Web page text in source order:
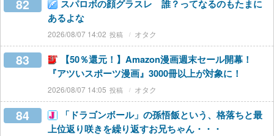
82
スパロボの顔グラスレ 誰？ってなるのもたまに
あるよな
2026/08/07 14:02 オタク
83
【50％還元！】Amazon漫画週末セール開幕！
『アツいスポーツ漫画』3000冊以上が対象に！
2026/08/07 14:05 オタク
84
「ドラゴンボール」の孫悟飯という、格落ちと最
上位返り咲きを繰り返すお兄ちゃん・・・